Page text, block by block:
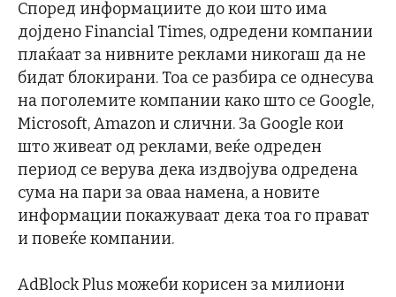
Според информациите до кои што има
дојдено Financial Times, одредени компании
плаќаат за нивните реклами никогаш да не
бидат блокирани. Тоа се разбира се однесува
на поголемите компании како што се Google,
Microsoft, Amazon и слични. За Google кои
што живеат од реклами, веќе одреден
период се верува дека издвојува одредена
сума на пари за оваа намена, а новите
информации покажуваат дека тоа го прават
и повеќе компании.
AdBlock Plus можеби корисен за милиони